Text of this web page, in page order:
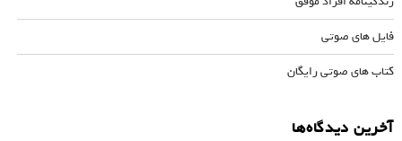
فایل های صوتی
کتاب های صوتی رایگان
آخرین دیدگاه‌ها